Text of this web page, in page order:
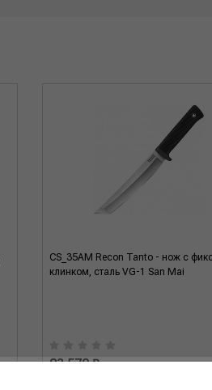
CS_35AM Recon Tanto - нож с
клинком, сталь VG-1 San Mai
23 570 ₽